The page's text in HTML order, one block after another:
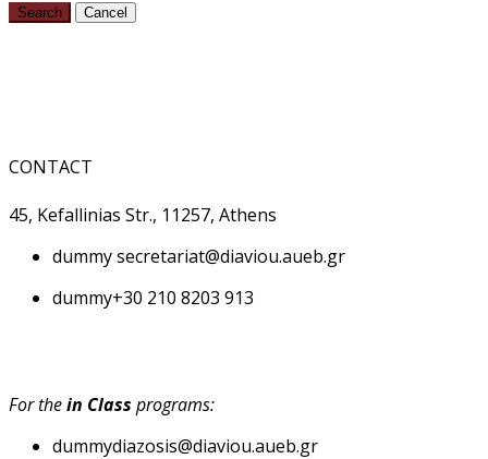
Search Cancel
CONTACT
45, Kefallinias Str., 11257, Athens
dummysecretariat@diaviou.aueb.gr
dummy+30 210 8203 913
For thein Class programs:
dummydiazosis@diaviou.aueb.gr